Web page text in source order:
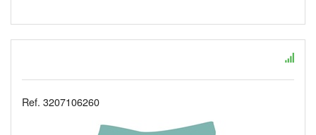
Ref. 3207106260